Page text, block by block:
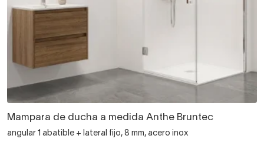
Mampara de ducha a medida Anthe Bruntec
angular 1 abatible + lateral fijo, 8 mm, acero inox